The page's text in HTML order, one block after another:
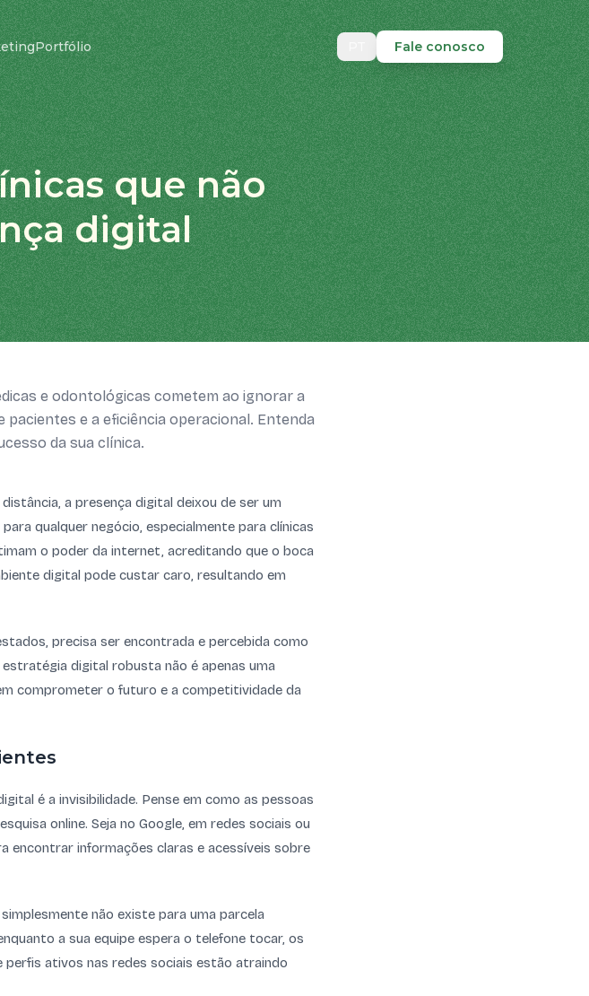
Portfólio Fale conosco
que não
digital
e odontológicas cometem ao ignorar a
pacientes e a eficiência operacional. Entenda
da sua clínica.
a presença digital deixou de ser um
qualquer negócio, especialmente para clínicas
o poder da internet, acreditando que o boca
digital pode custar caro, resultando em
precisa ser encontrada e percebida como
digital robusta não é apenas uma
comprometer o futuro e a competitividade da
é a invisibilidade. Pense em como as pessoas
online. Seja no Google, em redes sociais ou
encontrar informações claras e acessíveis sobre
não existe para uma parcela
a sua equipe espera o telefone tocar, os
perfis ativos nas redes sociais estão atraindo